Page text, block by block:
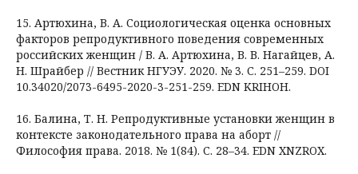
15. Артюхина, В. А. Социологическая оценка основных
факторов репродуктивного поведения современных
российских женщин / В. А. Артюхина, В. В. Нагайцев, А.
Н. Шрайбер // Вестник НГУЭУ. 2020. № 3. С. 251–259. DOI
10.34020/2073-6495-2020-3-251-259. EDN KRIHOH.
16. Балина, Т. Н. Репродуктивные установки женщин в
контексте законодательного права на аборт //
Философия права. 2018. № 1(84). С. 28–34. EDN XNZROX.